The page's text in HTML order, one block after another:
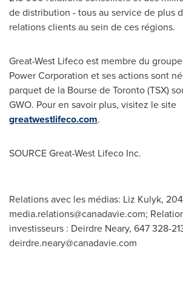
de distribution - tous au service de plus
relations clients au sein de ces régions.
Great-West Lifeco est membre du
Power Corporation et ses actions sont
parquet de la Bourse deToronto(TSX)
GWO. Pour en savoir plus, visitez le site
greatwestlifeco.com.
SOURCE Great-West Lifeco Inc.
Relations avec les médias: Liz Kulyk,
media.relations@canadavie.com;
investisseurs : Deirdre Neary, 647 328-
deirdre.neary@canadavie.com